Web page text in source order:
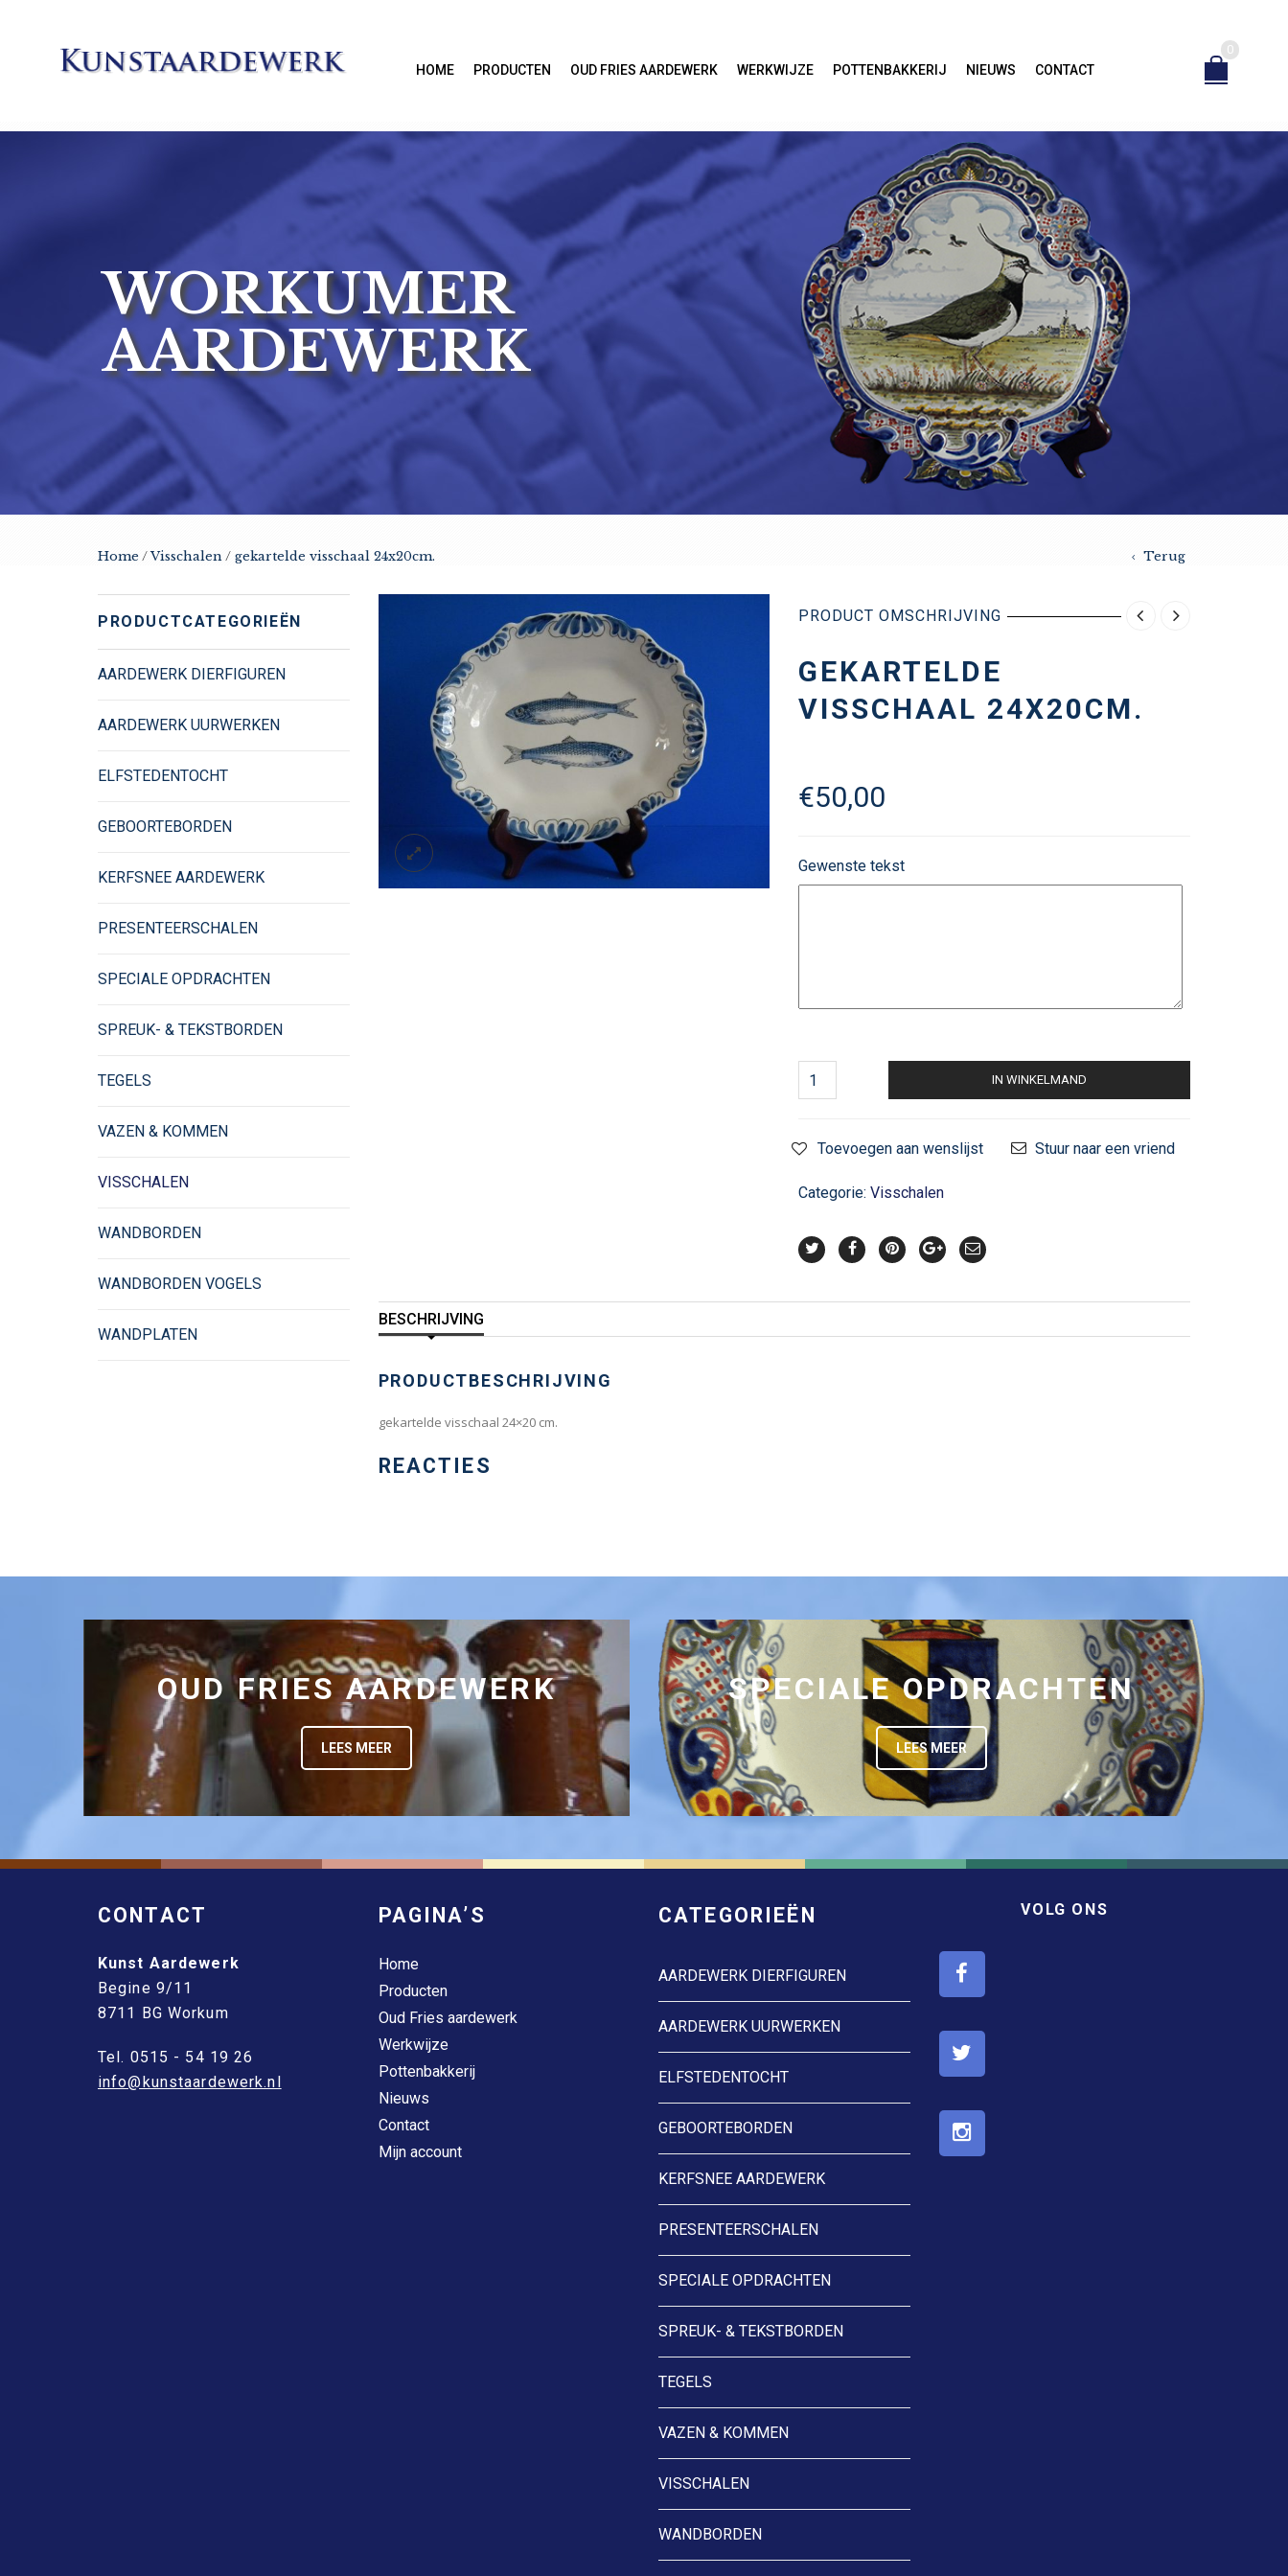
HOME PRODUCTEN OUD FRIES AARDEWERK WERKWIJZE POTTENBAKKERIJ NIEUWS CONTACT
0
WORKUMER
AARDEWERK
Home /Visschalen/ gekartelde visschaal 24x20cm. Terug
PRODUCT OMSCHRIJVING
GEKARTELDE
VISSCHAAL 24X20CM.
€50,00
Gewenste tekst
IN WINKELMAND
Toevoegen aan wenslijst Stuur naar een vriend
Categorie:Visschalen
BESCHRIJVING
PRODUCTBESCHRIJVING
gekartelde visschaal 24×20 cm.
REACTIES
PRODUCTCATEGORIEËN
AARDEWERK DIERFIGUREN
AARDEWERK UURWERKEN
ELFSTEDENTOCHT
GEBOORTEBORDEN
KERFSNEE AARDEWERK
PRESENTEERSCHALEN
SPECIALE OPDRACHTEN
SPREUK- & TEKSTBORDEN
TEGELS
VAZEN & KOMMEN
VISSCHALEN
WANDBORDEN
WANDBORDEN VOGELS
WANDPLATEN
OUD FRIES AARDEWERK
LEES MEER
SPECIALE OPDRACHTEN
LEES MEER
CONTACT
Kunst Aardewerk
Begine 9/11
8711 BG Workum
Tel. 0515 - 54 19 26
info@kunstaardewerk.nl
PAGINA’S
Home
Producten
Oud Fries aardewerk
Werkwijze
Pottenbakkerij
Nieuws
Contact
Mijn account
CATEGORIEËN
AARDEWERK DIERFIGUREN
AARDEWERK UURWERKEN
ELFSTEDENTOCHT
GEBOORTEBORDEN
KERFSNEE AARDEWERK
PRESENTEERSCHALEN
SPECIALE OPDRACHTEN
SPREUK- & TEKSTBORDEN
TEGELS
VAZEN & KOMMEN
VISSCHALEN
WANDBORDEN
VOLG ONS